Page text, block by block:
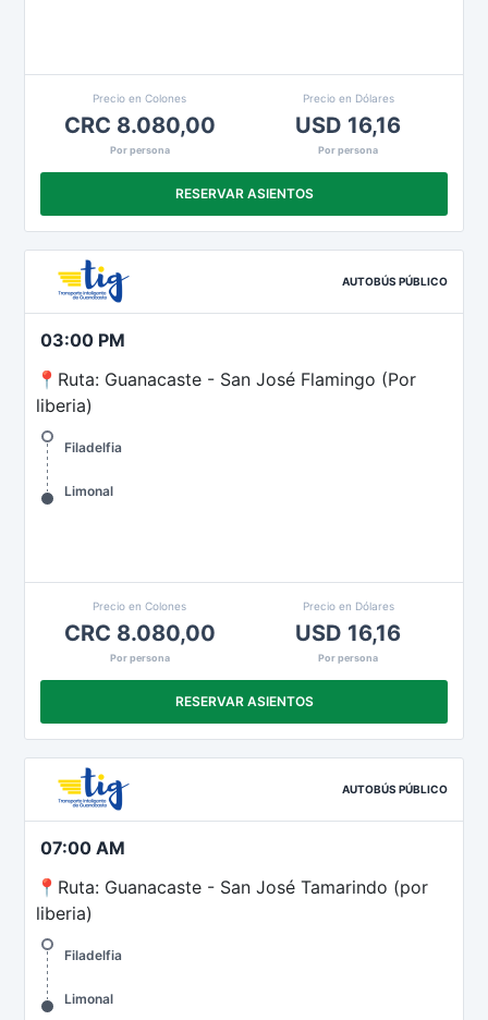
Precio en Colones
CRC 8.080,00
Por persona
Precio en Dólares
USD 16,16
Por persona
RESERVAR ASIENTOS
AUTOBÚS PÚBLICO
03:00 PM
📍Ruta: Guanacaste - San José Flamingo (Por
liberia)
Filadelfia
Limonal
Precio en Colones
CRC 8.080,00
Por persona
Precio en Dólares
USD 16,16
Por persona
RESERVAR ASIENTOS
AUTOBÚS PÚBLICO
07:00 AM
📍Ruta: Guanacaste - San José Tamarindo (por
liberia)
Filadelfia
Limonal